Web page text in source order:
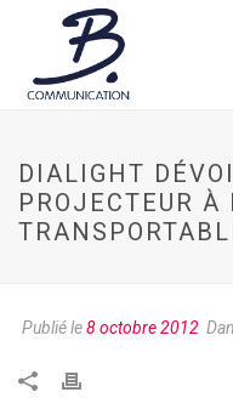
DIALIGHT
PROJECTEUR À
Publié le8 octobre 2012